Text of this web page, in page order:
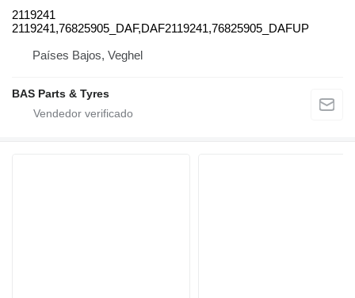
2119241
2119241,76825905_DAF,DAF2119241,76825905_DAFUP
Países Bajos, Veghel
BAS Parts & Tyres